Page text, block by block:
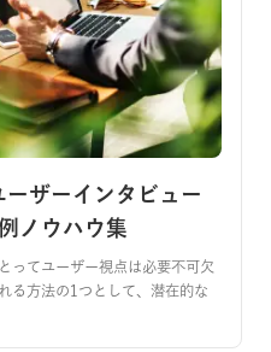
ザーインタビュー
ノウハウ集
ってユーザー視点は必要不可欠
る方法の1つとして、潜在的な